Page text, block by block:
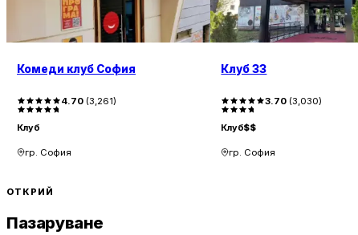
Комеди клуб София
4.70 (3,261)
Клуб
гр. София
Клуб 33
3.70 (3,030)
Клуб$$
гр. София
ОТКРИЙ
Пазаруване